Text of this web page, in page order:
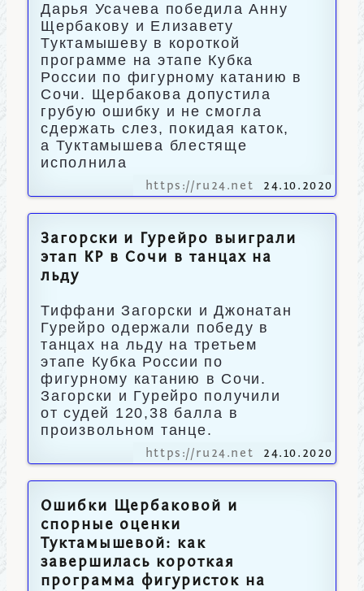
Дарья Усачева победила Анну
Щербакову и Елизавету
Туктамышеву в короткой
программе на этапе Кубка
России по фигурному катанию в
Сочи. Щербакова допустила
грубую ошибку и не смогла
сдержать слез, покидая каток,
а Туктамышева блестяще
исполнила
https://ru24.net 24.10.2020
Загорски и Гурейро выиграли
этап КР в Сочи в танцах на
льду
Тиффани Загорски и Джонатан
Гурейро одержали победу в
танцах на льду на третьем
этапе Кубка России по
фигурному катанию в Сочи.
Загорски и Гурейро получили
от судей 120,38 балла в
произвольном танце.
https://ru24.net 24.10.2020
Ошибки Щербаковой и
спорные оценки
Туктамышевой: как
завершилась короткая
программа фигуристок на